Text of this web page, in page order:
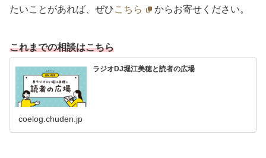
たいことがあれば、ぜひこちら からお寄せください。
これまでの相談はこちら
ラジオDJ堀江美穂と読者の広場
coelog.chuden.jp